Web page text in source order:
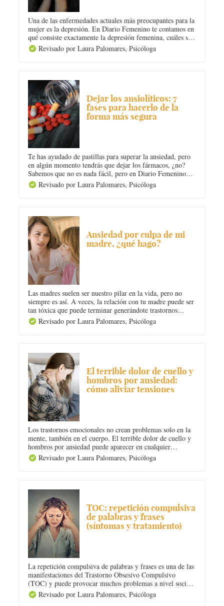
Una de las enfermedades actuales más preocupantes para la
mujer es la depresión. En Diario Femenino te contamos en
qué consiste exactamente la depresión femenina, cuáles son
sus tipos y causas, cuáles son sus 10 síntomas más comunes
y cómo se puede tratar y superar. ¿Estás deprimida?
Revisado por Laura Palomares,Psicóloga
Dejar los ansiolíticos: 7
fases para hacerlo de la
forma más segura
Te has ayudado de pastillas para superar la ansiedad, pero
en algún momento tendrás que dejar los fármacos, ¿no?
Sabemos que no es nada fácil, pero en Diario Femenino
tenemos algunas técnicas para conseguir que no tomes
ansiolíticos nunca más. Te contamos cuáles son los 7 pasos
Revisado por Laura Palomares,Psicóloga
Ansiedad por culpa de mi
madre, ¿qué hago?
Las madres suelen ser nuestro pilar en la vida, pero no
siempre es así. A veces, la relación con tu madre puede ser
tan tóxica que puede terminar generándote trastornos
psicológicos. Si tienes ansiedad por culpa de tu madre,
¿qué puedes hacer? En Diario Femenino te ayudamos.
Revisado por Laura Palomares,Psicóloga
El terrible dolor de cuello y
hombros por ansiedad:
cómo aliviar tensiones
Los trastornos emocionales no crean problemas solo en la
mente, también en el cuerpo. El terrible dolor de cuello y
hombros por ansiedad puede aparecer en cualquier
momento, sin embargo debes saber cómo aliviar tensiones
para que no sufras demasiado. ¡Te lo contamos!
Revisado por Laura Palomares,Psicóloga
TOC: repetición compulsiva
de palabras y frases
(síntomas y tratamiento)
La repetición compulsiva de palabras y frases es una de las
manifestaciones del Trastorno Obsesivo Compulsivo
(TOC) y puede provocar muchos problemas a nivel social
y personal para la persona que lo sufre. En Diario
Femenino te contamos cuáles son sus síntomas, sus
Revisado por Laura Palomares,Psicóloga